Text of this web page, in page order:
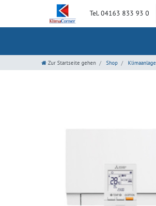
Tel. 04163 833 93 0
Zur Startseite gehen Shop